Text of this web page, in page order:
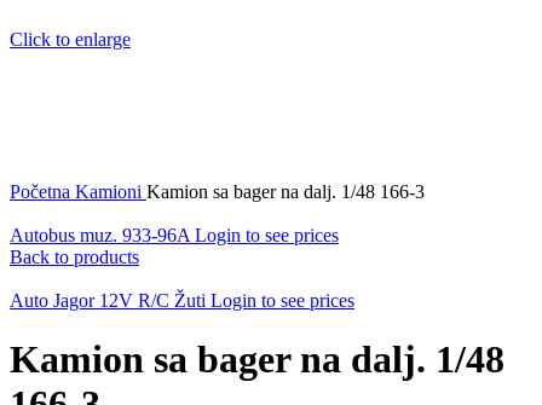
Click to enlarge
Početna Kamioni Kamion sa bager na dalj. 1/48 166-3
Autobus muz. 933-96A Login to see prices
Back to products
Auto Jagor 12V R/C Žuti Login to see prices
Kamion sa bager na dalj. 1/48